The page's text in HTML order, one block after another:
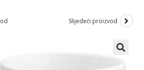
Slijedeći proizvod